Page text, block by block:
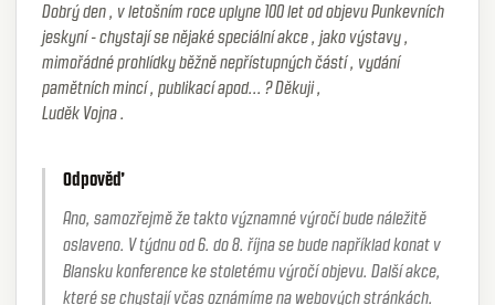
Dobrý den , v letošním roce uplyne 100 let od objevu Punkevních
jeskyní - chystají se nějaké speciální akce , jako výstavy ,
mimořádné prohlídky běžně nepřístupných částí , vydání
pamětních mincí , publikací apod... ? Děkuji ,
Luděk Vojna .
Odpověď
Ano, samozřejmě že takto významné výročí bude náležitě
oslaveno. V týdnu od 6. do 8. října se bude například konat v
Blansku konference ke stoletému výročí objevu. Další akce,
které se chystají včas oznámíme na webových stránkách.